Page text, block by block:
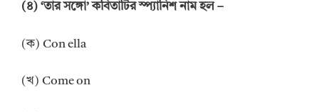
(৪) ‘তার সঙ্গো’ কবিতাটির স্প্যানিশ নাম হল –
(ক) Con ella
(খ) Come on